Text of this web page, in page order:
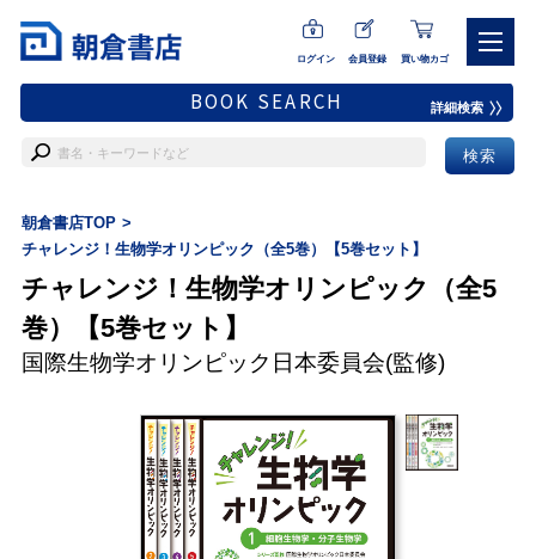
ログイン 会員登録 買い物カゴ
BOOK SEARCH 詳細検索
朝倉書店TOP
チャレンジ！生物学オリンピック（全5巻）【5巻セット】
チャレンジ！生物学オリンピック（全5
巻）【5巻セット】
国際生物学オリンピック日本委員会(監修)